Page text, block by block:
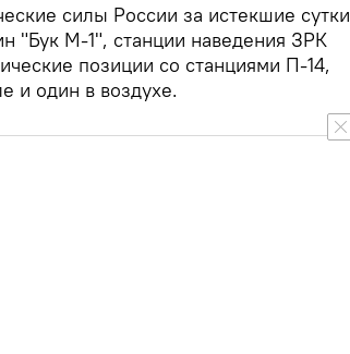
силы России за истекшие сутки
"Бук М-1", станции наведения ЗРК
позиции со станциями П-14,
и один в воздухе.